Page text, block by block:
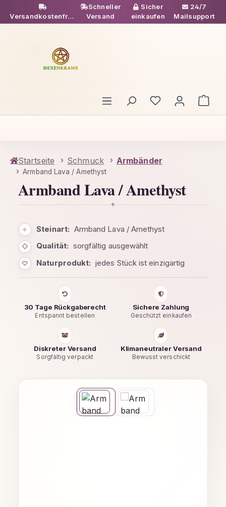
Zum Hauptinhalt springen
Versandkostenfrei
ab 49€
Schneller
Versand
Sicher
einkaufen
24/7
Mailsupport
Du hast 0
Startseite Schmuck Armbänder
Armband Lava / Amethyst
Armband Lava / Amethyst
✦
Bildergalerie überspringen
30 Tage Rückgaberecht
Entspannt bestellen
Sichere Zahlung
Geschützt einkaufen
Diskreter Versand
Sorgfältig verpackt
Klimaneutraler Versand
Bewusst verschickt
✧ Steinart: Armband Lava / Amethyst
◇ Qualität: sorgfältig ausgewählt
♡ Naturprodukt: jedes Stück ist einzigartig